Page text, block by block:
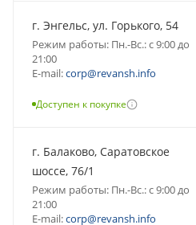
г. Энгельс, ул. Горького, 54
Режим работы: Пн.-Вс.: с 9:00 до
21:00
E-mail:corp@revansh.info
Доступен к покупке
г. Балаково, Саратовское
шоссе, 76/1
Режим работы: Пн.-Вс.: с 9:00 до
21:00
E-mail:corp@revansh.info